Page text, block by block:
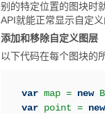
别的特定位置的图块时
API就能正常显示自定义
添加和移除自定义图层
以下代码在每个图块的
var map = new
var point = new